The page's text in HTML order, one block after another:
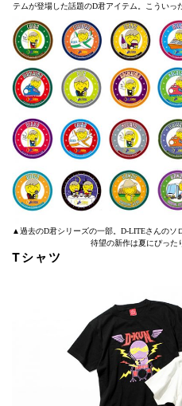
テムが登場した話題のD君アイテム。こういっ
▲過去のD君シリーズの一部。D-LITEさんのソ
待望の新作は夏にぴった
Tシャツ